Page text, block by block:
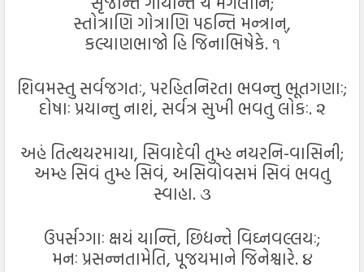
સ્તોત્રાણિ ગોત્રાણિ પઠન્તિ મન્ત્રાન્,
કલ્યાણભાજો હિ જિનાભિષેકે. ૧
શિવમસ્તુ સર્વજગતઃ, પરહિતનિરતા ભવન્તુ ભૂતગણાઃ;
દોષાઃ પ્રયાન્તુ નાશં, સર્વત્ર સુખી ભવતુ લોકઃ. ૨
અહં તિત્થયરમાયા, સિવાદેવી તુમ્હ નયરનિ-વાસિની;
અમ્હ સિવં તુમ્હ સિવં, અસિવોવસમં સિવં ભવતુ
સ્વાહા. ૩
ઉપર્સગ્ગાઃ ક્ષયં યાન્તિ, છિદ્યન્તે વિઘ્નવલ્લયઃ;
મનઃ પ્રસન્નતામેતિ, પૂજયમાને જિનેશ્વારે. ૪